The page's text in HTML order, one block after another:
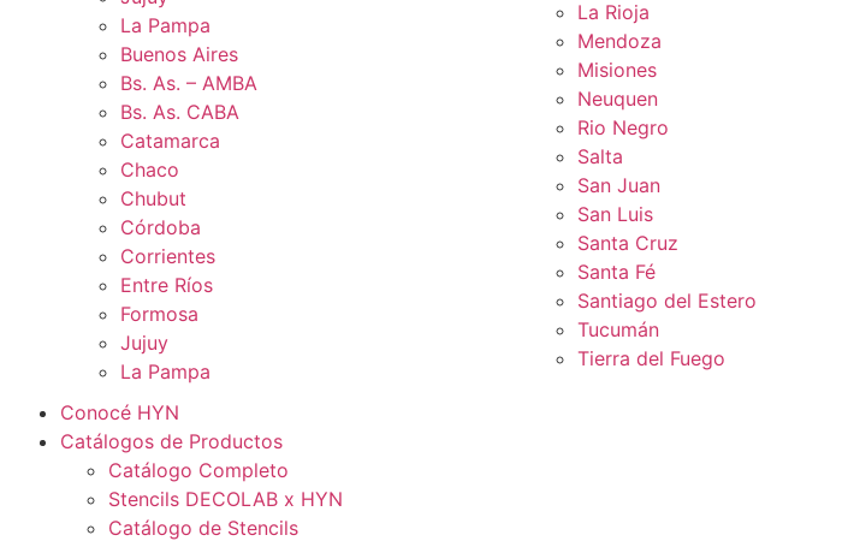
La Pampa
Buenos Aires
Bs. As. – AMBA
Bs. As. CABA
Catamarca
Chaco
Chubut
Córdoba
Corrientes
Entre Ríos
Formosa
Jujuy
La Pampa
La Rioja
Mendoza
Misiones
Neuquen
Rio Negro
Salta
San Juan
San Luis
Santa Cruz
Santa Fé
Santiago del Estero
Tucumán
Tierra del Fuego
Conocé HYN
Catálogos de Productos
Catálogo Completo
Stencils DECOLAB x HYN
Catálogo de Stencils